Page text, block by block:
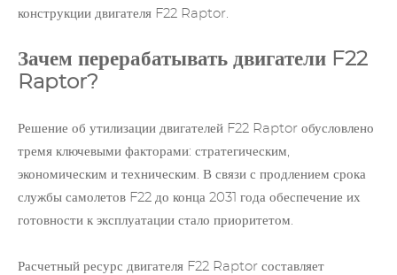
конструкции двигателя F22 Raptor.
Зачем перерабатывать двигатели F22
Raptor?
Решение об утилизации двигателей F22 Raptor обусловлено
тремя ключевыми факторами: стратегическим,
экономическим и техническим. В связи с продлением срока
службы самолетов F22 до конца 2031 года обеспечение их
готовности к эксплуатации стало приоритетом.
Расчетный ресурс двигателя F22 Raptor составляет